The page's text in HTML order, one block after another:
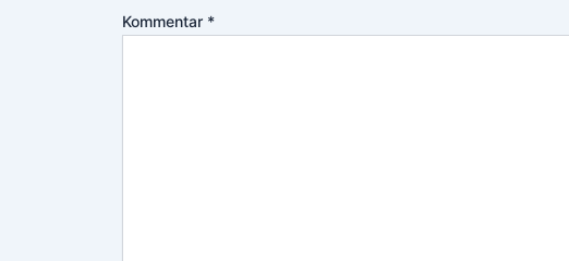
Kommentar *